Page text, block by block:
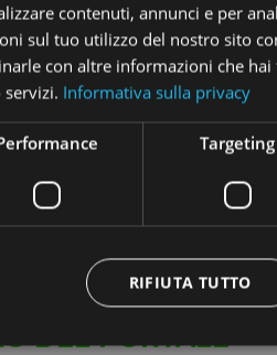
di crowdinvesting è il lending
sia persone fisiche sia
di finanziamento. L'impresa,
interessi concordati tra le
stabilite. Il lending
è un finanziamento erogato tra
una banca. Le piattaforme
e l'offerta e facilitano il processo
interessi nelle scadenze
Crowdlender è la divisione di
sul lending crowdfunding,
DEL PORTALE
contenuti, annunci e per
sul tuo utilizzo del nostro sito
con altre informazioni che
Informativa sulla privacy
Targeting
RIFIUTA TUTTO